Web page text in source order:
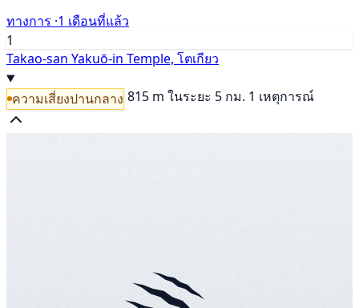
ทางการ ·1 เดือนที่แล้ว
1
Takao-san Yakuō-in Temple, โตเกียว
ความเสี่ยงปานกลาง 815 m ในระยะ 5 กม. 1 เหตุการณ์